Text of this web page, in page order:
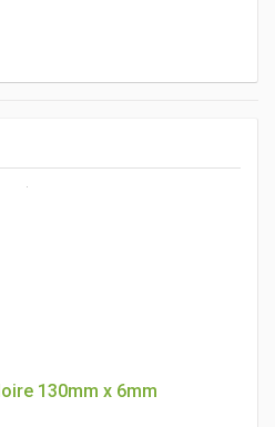
130mm x 6mm